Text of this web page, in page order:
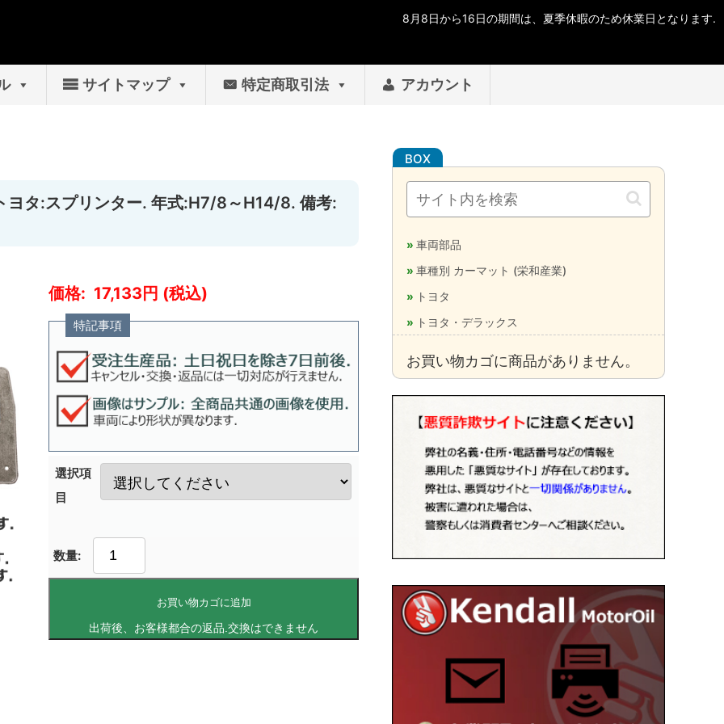
サイトマップ 特定商取引法 アカウント
ヨタ:スプリンター. 年式:H7/8～H14/8. 備考:
17,133
特記事項
選択項
目
お買い物カゴに追加
車両部品
車種別 カーマット (栄和産業)
トヨタ
トヨタ・デラックス
お買い物カゴに商品がありません。